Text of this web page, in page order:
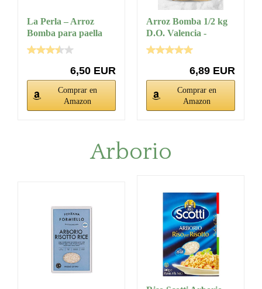
La Perla – Arroz
Bomba para paella
denominación...
6,50 EUR
Comprar en
Amazon
Arroz Bomba 1/2 kg
D.O. Valencia -
Dehesa de la...
6,89 EUR
Comprar en
Amazon
Arborio